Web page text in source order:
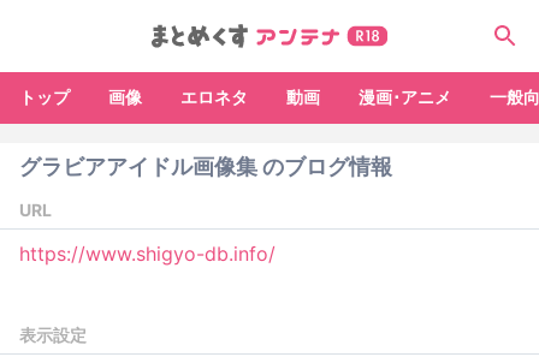
トップ 画像 エロネタ 動画 漫画･アニメ 一般
グラビアアイドル画像集 のブログ情報
URL
https://www.shigyo-db.info/
表示設定